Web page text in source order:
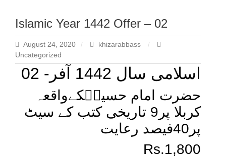
Islamic Year 1442 Offer – 02
August 24, 2020
khizarabbass
Uncategorized
اسلامی سال 1442 آفر- 02
حضرت امام حسینؓکےواقعہ
کربلا پر9 تاریخی کتب کے سیٹ
پر40فیصد رعایت
Rs.1,800